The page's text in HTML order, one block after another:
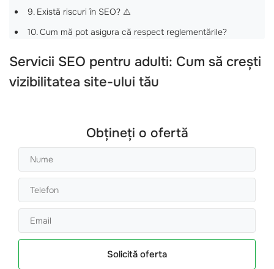
9. Există riscuri în SEO? ⚠️
10. Cum mă pot asigura că respect reglementările?
Servicii SEO pentru adulti: Cum să crești
vizibilitatea site-ului tău
Obțineți o ofertă
Solicită oferta